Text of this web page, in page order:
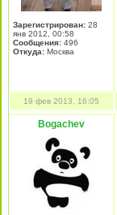
Зарегистрирован: 28
янв 2012, 00:58
Сообщения: 496
Откуда: Москва
19 фев 2013, 16:05
Bogachev